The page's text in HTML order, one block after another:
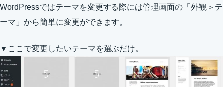
WordPressではテーマを変更する際には管理画面の「外観＞テ
ーマ」から簡単に変更ができます。
▼ここで変更したいテーマを選ぶだけ。